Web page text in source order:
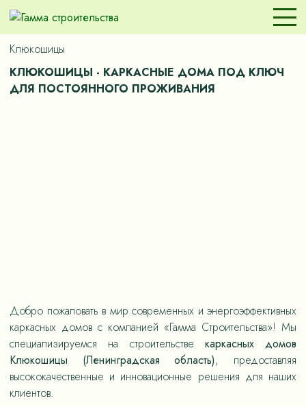
Клюкошицы
КЛЮКОШИЦЫ - КАРКАСНЫЕ ДОМА ПОД КЛЮЧ
ДЛЯ ПОСТОЯННОГО ПРОЖИВАНИЯ
Добро пожаловать в мир современных и энергоэффективных
каркасных домов с компанией «Гамма Строительства»! Мы
специализируемся на строительстве каркасных домов
Клюкошицы (Ленинградская область), предоставляя
высококачественные и инновационные решения для наших
клиентов.